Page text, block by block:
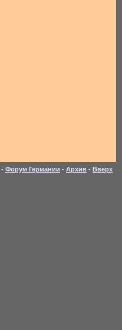
- Форум Германии - Архив - Вверх